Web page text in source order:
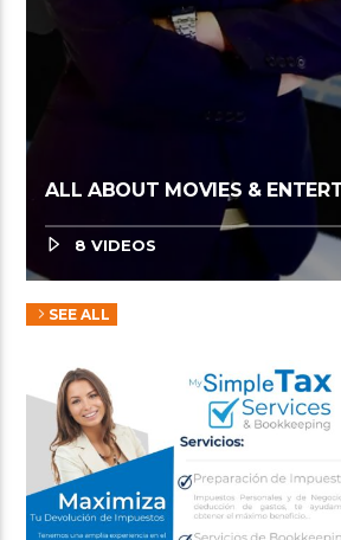
ALL ABOUT MOVIES &
8 VIDEOS
SEE ALL